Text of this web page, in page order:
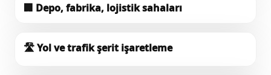
🏢 Depo, fabrika, lojistik sahaları
🛣️Yol ve trafik şerit işaretleme